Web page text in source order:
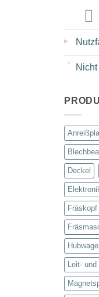
▸
Deckel
Fräskopf
Leit-